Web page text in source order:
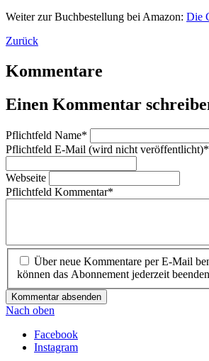
Weiter zur Buchbestellung bei Amazon: Die
Zurück
Kommentare
Einen Kommentar
Pflichtfeld Name*
Pflichtfeld E-Mail (wird nicht veröffentlicht)*
Webseite
Pflichtfeld Kommentar*
Über neue Kommentare per E-Mail
können das Abonnement jederzeit
Kommentar absenden
Nach oben
Facebook
Instagram